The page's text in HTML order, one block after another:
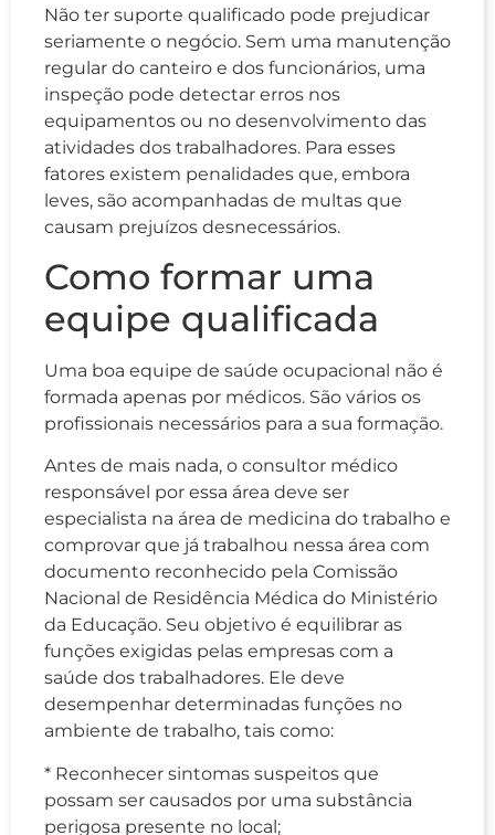
Não ter suporte qualificado pode prejudicar
seriamente o negócio. Sem uma manutenção
regular do canteiro e dos funcionários, uma
inspeção pode detectar erros nos
equipamentos ou no desenvolvimento das
atividades dos trabalhadores. Para esses
fatores existem penalidades que, embora
leves, são acompanhadas de multas que
causam prejuízos desnecessários.
Como formar uma
equipe qualificada
Uma boa equipe de saúde ocupacional não é
formada apenas por médicos. São vários os
profissionais necessários para a sua formação.
Antes de mais nada, o consultor médico
responsável por essa área deve ser
especialista na área de medicina do trabalho e
comprovar que já trabalhou nessa área com
documento reconhecido pela Comissão
Nacional de Residência Médica do Ministério
da Educação. Seu objetivo é equilibrar as
funções exigidas pelas empresas com a
saúde dos trabalhadores. Ele deve
desempenhar determinadas funções no
ambiente de trabalho, tais como:
* Reconhecer sintomas suspeitos que
possam ser causados por uma substância
perigosa presente no local;